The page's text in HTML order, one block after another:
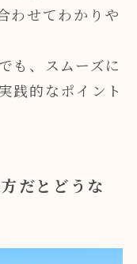
わせてわかりや
も、スムーズに
践的なポイント
だとどうな